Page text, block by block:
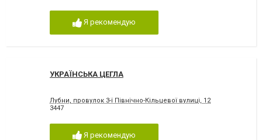
Я рекомендую
УКРАЇНСЬКА ЦЕГЛА
Лубни, провулок 3-ї Північно-Кільцевої вулиці, 12
3447
Я рекомендую